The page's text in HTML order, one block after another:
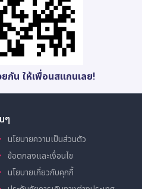
กัน ให้เพื่อนสแกนเลย!
ๆ
นโยบายความเป็นส่วนตัว
ข้อตกลงและเงื่อนไข
นโยบายเกี่ยวกับคุกกี้